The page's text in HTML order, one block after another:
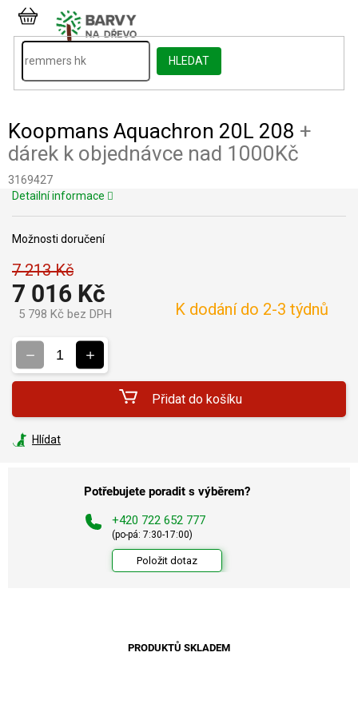
Přejít
obsah
HLEDAT
NÁKUPNÍ
KOŠÍK
Koopmans Aquachron 20L 208 +
dárek k objednávce nad 1000Kč
3169427
7 213 Kč
7 016 Kč
5 798 Kč bez DPH K dodání do 2-3 týdnů
Možnosti doručení
Přidat do košíku
Detailní informace
Hlídat
Potřebujete poradit s výběrem?
+420 722 652 777
(po-pá: 7:30-17:00)
Položit dotaz
PRODUKTŮ SKLADEM